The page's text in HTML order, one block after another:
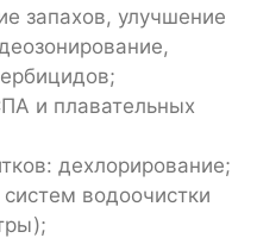
запахов, улучшение
и плавательных
дехлорирование;
водоочистки